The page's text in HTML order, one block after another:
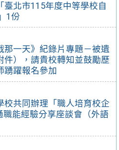
臺北市115年度中等學校自
1份
那一天》紀錄片專題－被遺
件），請貴校轉知並鼓勵歷
踴躍報名參加
校共同辦理「職人培育校企
職能經驗分享座談會（外語